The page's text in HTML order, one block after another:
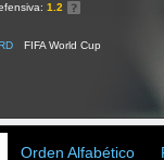
1.2
FIFA World Cup
Orden Alfabético